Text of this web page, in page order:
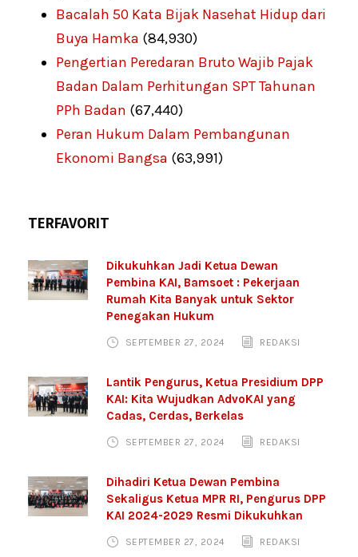
Bacalah 50 Kata Bijak Nasehat Hidup dari
Buya Hamka (84,930)
Pengertian Peredaran Bruto Wajib Pajak
Badan Dalam Perhitungan SPT Tahunan
PPh Badan (67,440)
Peran Hukum Dalam Pembangunan
Ekonomi Bangsa (63,991)
TERFAVORIT
Dikukuhkan Jadi Ketua Dewan
Pembina KAI, Bamsoet : Pekerjaan
Rumah Kita Banyak untuk Sektor
Penegakan Hukum
SEPTEMBER 27, 2024 REDAKSI
Lantik Pengurus, Ketua Presidium DPP
KAI: Kita Wujudkan AdvoKAI yang
Cadas, Cerdas, Berkelas
SEPTEMBER 27, 2024 REDAKSI
Dihadiri Ketua Dewan Pembina
Sekaligus Ketua MPR RI, Pengurus DPP
KAI 2024-2029 Resmi Dikukuhkan
SEPTEMBER 27, 2024 REDAKSI